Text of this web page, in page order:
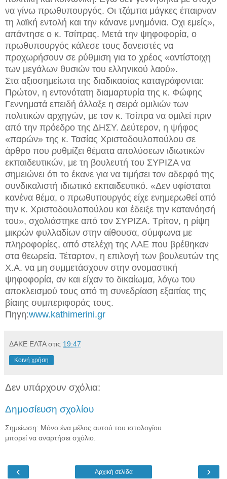
να γίνω πρωθυπουργός. Οι τζάμπα μάγκες έπαιρναν
τη λαϊκή εντολή και την κάνανε μνημόνια. Οχι εμείς»,
απάντησε ο κ. Τσίπρας. Μετά την ψηφοφορία, ο
πρωθυπουργός κάλεσε τους δανειστές να
προχωρήσουν σε ρύθμιση για το χρέος «αντίστοιχη
των μεγάλων θυσιών του ελληνικού λαού».
Στα αξιοσημείωτα της διαδικασίας καταγράφονται:
Πρώτον, η εντονότατη διαμαρτυρία της κ. Φώφης
Γεννηματά επειδή άλλαξε η σειρά ομιλιών των
πολιτικών αρχηγών, με τον κ. Τσίπρα να ομιλεί πριν
από την πρόεδρο της ΔΗΣΥ. Δεύτερον, η ψήφος
«παρών» της κ. Τασίας Χριστοδουλοπούλου σε
άρθρο που ρυθμίζει θέματα απολύσεων ιδιωτικών
εκπαιδευτικών, με τη βουλευτή του ΣΥΡΙΖΑ να
σημειώνει ότι το έκανε για να τιμήσει τον αδερφό της
συνδικαλιστή ιδιωτικό εκπαιδευτικό. «Δεν υφίσταται
κανένα θέμα, ο πρωθυπουργός είχε ενημερωθεί από
την κ. Χριστοδουλοπούλου και έδειξε την κατανόησή
του», σχολιάστηκε από τον ΣΥΡΙΖΑ. Τρίτον, η ρίψη
μικρών φυλλαδίων στην αίθουσα, σύμφωνα με
πληροφορίες, από στελέχη της ΛΑΕ που βρέθηκαν
στα θεωρεία. Τέταρτον, η επιλογή των βουλευτών της
Χ.Α. να μη συμμετάσχουν στην ονομαστική
ψηφοφορία, αν και είχαν το δικαίωμα, λόγω του
αποκλεισμού τους από τη συνεδρίαση εξαιτίας της
βίαιης συμπεριφοράς τους.
Πηγη:www.kathimerini.gr
ΔΑΚΕ ΕΛΤΑ στις 19:47
Κοινή χρήση
Δεν υπάρχουν σχόλια:
Δημοσίευση σχολίου
Σημείωση: Μόνο ένα μέλος αυτού του ιστολογίου
μπορεί να αναρτήσει σχόλιο.
‹ ›
Αρχική σελίδα